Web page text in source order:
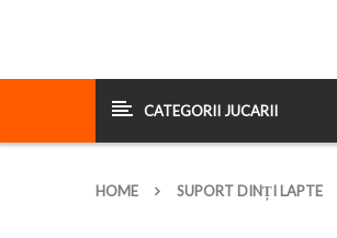
CATEGORII JUCARII
HOME SUPORT DINȚI LAPTE